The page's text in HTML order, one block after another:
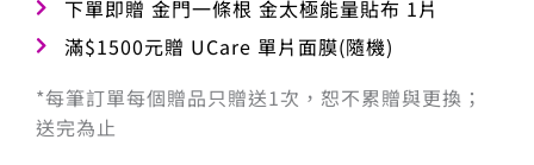
下單即贈 金門一條根 金太極能量貼布 1片
滿$1500元贈 UCare 單片面膜(隨機)
*每筆訂單每個贈品只贈送1次，恕不累贈與更換；
送完為止